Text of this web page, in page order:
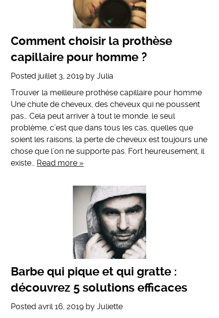
Comment choisir la prothèse
capillaire pour homme ?
Posted juillet 3, 2019 byJulia
Trouver la meilleure prothèse capillaire pour homme
Une chute de cheveux, des cheveux qui ne poussent
pas… Cela peut arriver à tout le monde. le seul
problème, c’est que dans tous les cas, quelles que
soient les raisons, la perte de cheveux est toujours une
chose que l’on ne supporte pas. Fort heureusement, il
existe… Read more »
Barbe qui pique et qui gratte :
découvrez 5 solutions efficaces
Postedavril 16, 2019 byJuliette